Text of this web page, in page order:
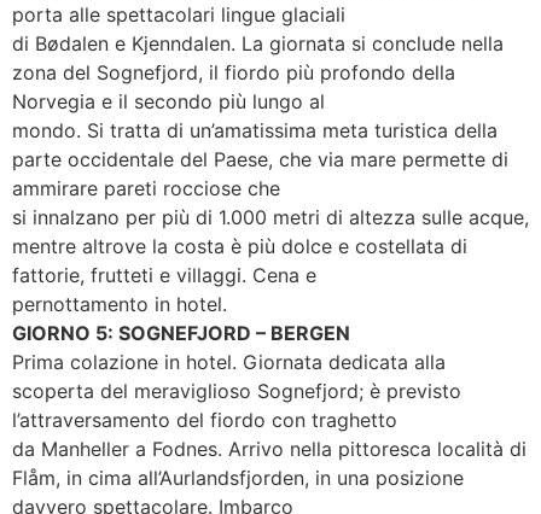
porta alle spettacolari lingue glaciali
di Bødalen e Kjenndalen. La giornata si conclude nella
zona del Sognefjord, il fiordo più profondo della
Norvegia e il secondo più lungo al
mondo. Si tratta di un’amatissima meta turistica della
parte occidentale del Paese, che via mare permette di
ammirare pareti rocciose che
si innalzano per più di 1.000 metri di altezza sulle acque,
mentre altrove la costa è più dolce e costellata di
fattorie, frutteti e villaggi. Cena e
pernottamento in hotel.
GIORNO 5: SOGNEFJORD – BERGEN
Prima colazione in hotel. Giornata dedicata alla
scoperta del meraviglioso Sognefjord; è previsto
l’attraversamento del fiordo con traghetto
da Manheller a Fodnes. Arrivo nella pittoresca località di
Flåm, in cima all’Aurlandsfjorden, in una posizione
davvero spettacolare. Imbarco